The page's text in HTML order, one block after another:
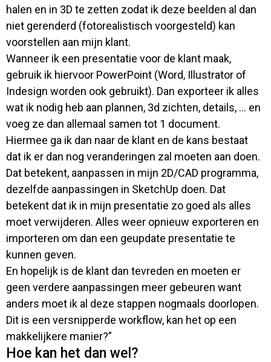
halen en in 3D te zetten zodat ik deze beelden al dan
niet gerenderd (fotorealistisch voorgesteld) kan
voorstellen aan mijn klant.
Wanneer ik een presentatie voor de klant maak,
gebruik ik hiervoor PowerPoint (Word, Illustrator of
Indesign worden ook gebruikt). Dan exporteer ik alles
wat ik nodig heb aan plannen, 3d zichten, details, ... en
voeg ze dan allemaal samen tot 1 document.
Hiermee ga ik dan naar de klant en de kans bestaat
dat ik er dan nog veranderingen zal moeten aan doen.
Dat betekent, aanpassen in mijn 2D/CAD programma,
dezelfde aanpassingen in SketchUp doen. Dat
betekent dat ik in mijn presentatie zo goed als alles
moet verwijderen. Alles weer opnieuw exporteren en
importeren om dan een geupdate presentatie te
kunnen geven.
En hopelijk is de klant dan tevreden en moeten er
geen verdere aanpassingen meer gebeuren want
anders moet ik al deze stappen nogmaals doorlopen.
Dit is een versnipperde workflow, kan het op een
makkelijkere manier?”
Hoe kan het dan wel?